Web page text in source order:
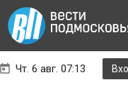
Чт. 6 авг. 07:13